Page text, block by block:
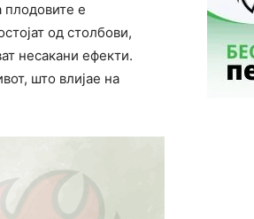
плодовите е
од столбови,
несакани ефекти.
што влијае на